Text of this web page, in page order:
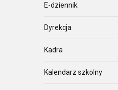
E-dziennik
Dyrekcja
Kadra
Kalendarz szkolny